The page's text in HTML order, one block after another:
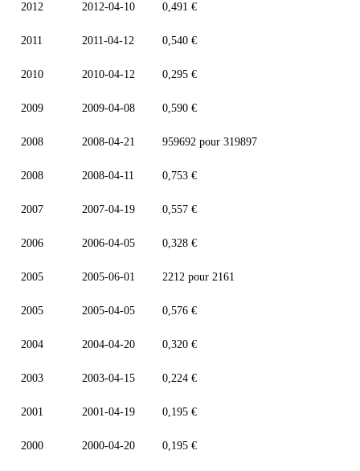
2012 2012-04-10 0,491 €
2011 2011-04-12 0,540 €
2010 2010-04-12 0,295 €
2009 2009-04-08 0,590 €
2008 2008-04-21 959692 pour 319897
2008 2008-04-11 0,753 €
2007 2007-04-19 0,557 €
2006 2006-04-05 0,328 €
2005 2005-06-01 2212 pour 2161
2005 2005-04-05 0,576 €
2004 2004-04-20 0,320 €
2003 2003-04-15 0,224 €
2001 2001-04-19 0,195 €
2000 2000-04-20 0,195 €